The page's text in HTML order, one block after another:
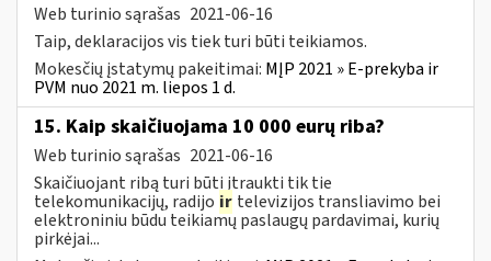
Web turinio sąrašas 2021-06-16
Taip, deklaracijos vis tiek turi būti teikiamos.
Mokesčių įstatymų pakeitimai: MĮP 2021 » E-prekyba ir
PVM nuo 2021 m. liepos 1 d.
15. Kaip skaičiuojama 10 000 eurų riba?
Web turinio sąrašas 2021-06-16
Skaičiuojant ribą turi būti įtraukti tik tie
telekomunikacijų, radijo ir televizijos transliavimo bei
elektroniniu būdu teikiamų paslaugų pardavimai, kurių
pirkėjai...